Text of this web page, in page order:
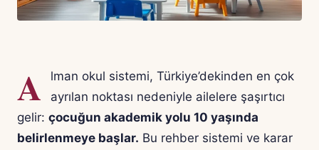
A
lman okul sistemi, Türkiye’dekinden en çok
ayrılan noktası nedeniyle ailelere şaşırtıcı
gelir: çocuğun akademik yolu 10 yaşında
belirlenmeye başlar. Bu rehber sistemi ve karar